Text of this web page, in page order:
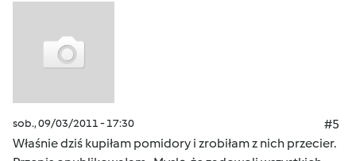
sob., 09/03/2011 - 17:30
#5
Właśnie dziś kupiłam pomidory i zrobiłam z nich przecier.